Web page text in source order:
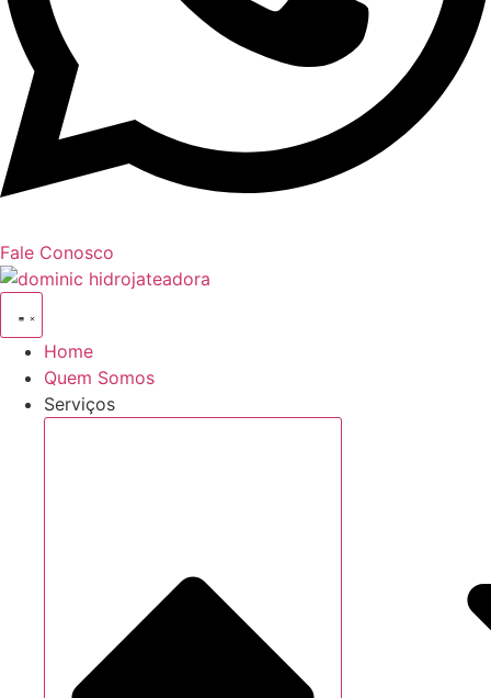
Fale Conosco
Home
Quem Somos
Serviços